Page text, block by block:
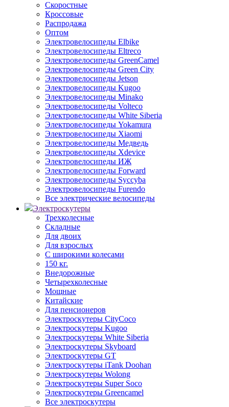
Скоростные
Кроссовые
Распродажа
Оптом
Электровелосипеды Elbike
Электровелосипеды Eltreco
Электровелосипеды GreenCamel
Электровелосипеды Green City
Электровелосипеды Jetson
Электровелосипеды Kugoo
Электровелосипеды Minako
Электровелосипеды Volteco
Электровелосипеды White Siberia
Электровелосипеды Yokamura
Электровелосипеды Xiaomi
Электровелосипеды Медведь
Электровелосипеды Xdevice
Электровелосипеды ИЖ
Электровелосипеды Forward
Электровелосипеды Syccyba
Электровелосипеды Furendo
Все электрические велосипеды
Электроскутеры
Трехколесные
Складные
Для двоих
Для взрослых
С широкими колесами
150 кг.
Внедорожные
Четырехколесные
Мощные
Китайские
Для пенсионеров
Электроскутеры CityCoco
Электроскутеры Kugoo
Электроскутеры White Siberia
Электроскутеры Skyboard
Электроскутеры GT
Электроскутеры iTank Doohan
Электроскутеры Wolong
Электроскутеры Super Soco
Электроскутеры Greencamel
Все электроскутеры